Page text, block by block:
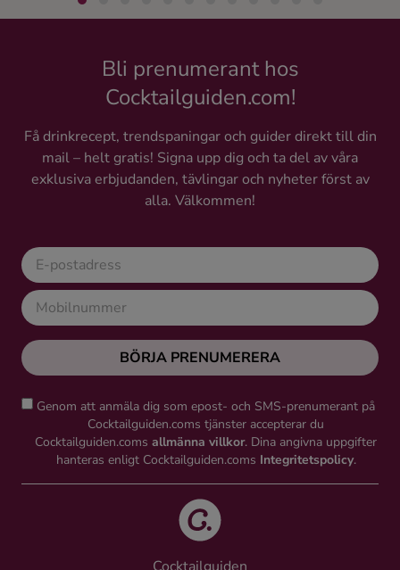
Bli prenumerant hos
Cocktailguiden.com!
Få drinkrecept, trendspaningar och guider direkt till din
mail – helt gratis! Signa upp dig och ta del av våra
exklusiva erbjudanden, tävlingar och nyheter först av
alla. Välkommen!
BÖRJA PRENUMERERA
Genom att anmäla dig som epost- och SMS-prenumerant på
Cocktailguiden.coms tjänster accepterar du
Cocktailguiden.coms allmänna villkor. Dina angivna uppgifter
hanteras enligt Cocktailguiden.coms Integritetspolicy.